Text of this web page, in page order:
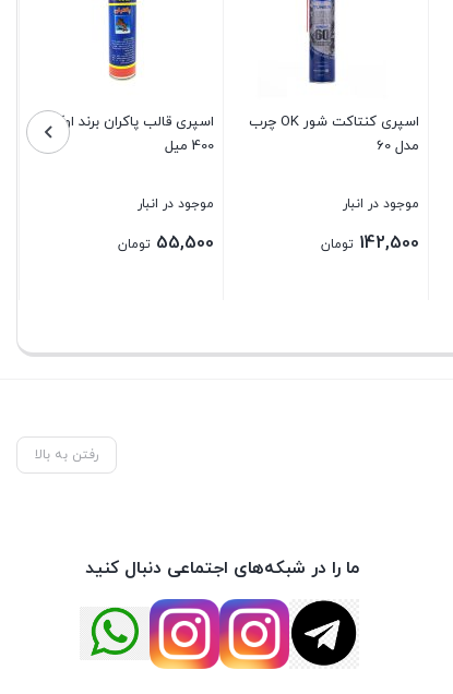
اسپری کنتاکت شور OK چرب
مدل 60
موجود در انبار
142,500 تومان
اسپری قالب پاکران برند اوکی
400 میل
موجود در انبار
55,500 تومان
رفتن به بالا
ما را در شبکه‌های اجتماعی دنبال کنید